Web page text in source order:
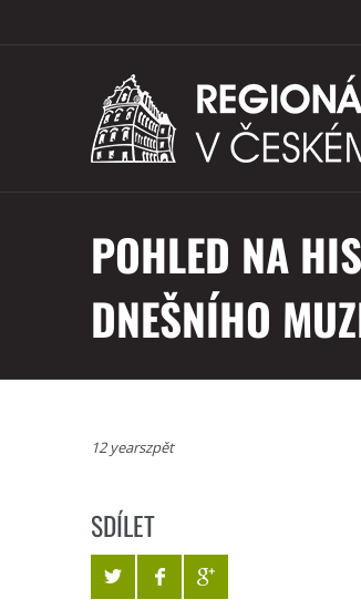
POHLED NA
DNEŠNÍHO
12 yearszpět
SDÍLET